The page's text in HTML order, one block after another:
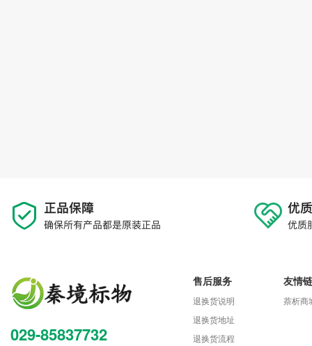
029-85837732
售后服务
退换货说明
退换货地址
退换货流程
友情
萘析商